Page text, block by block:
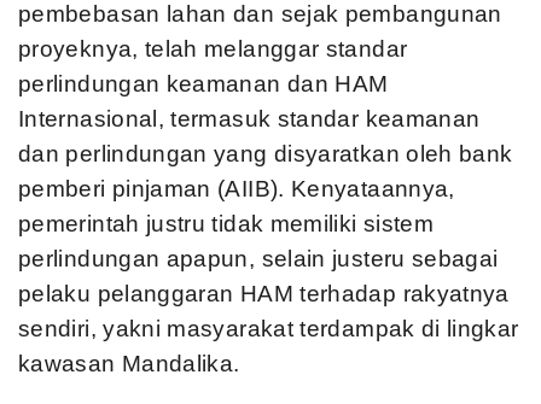
pembebasan lahan dan sejak pembangunan
proyeknya, telah melanggar standar
perlindungan keamanan dan HAM
Internasional, termasuk standar keamanan
dan perlindungan yang disyaratkan oleh bank
pemberi pinjaman (AIIB). Kenyataannya,
pemerintah justru tidak memiliki sistem
perlindungan apapun, selain justeru sebagai
pelaku pelanggaran HAM terhadap rakyatnya
sendiri, yakni masyarakat terdampak di lingkar
kawasan Mandalika.